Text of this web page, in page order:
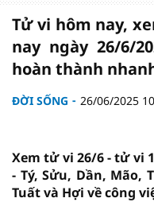
Tử vi hôm nay,
nay ngày 26/6/
hoàn thành
ĐỜI SỐNG 26/06/2025
Xem tử vi 26/6 - tử vi
- Tý, Sửu, Dần, Mão,
Tuất và Hợi về công